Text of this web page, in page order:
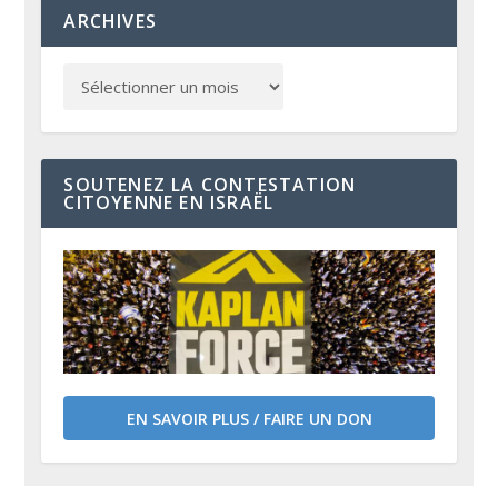
ARCHIVES
SOUTENEZ LA CONTESTATION
CITOYENNE EN ISRAËL
EN SAVOIR PLUS / FAIRE UN DON